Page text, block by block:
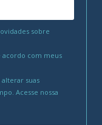
sobre
com meus
suas
Acesse nossa